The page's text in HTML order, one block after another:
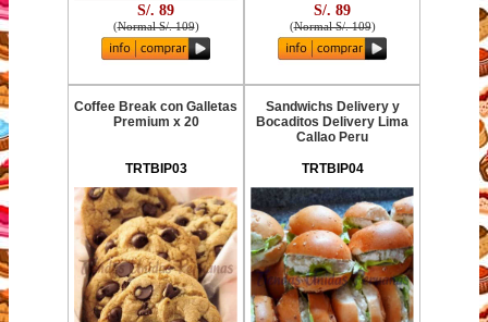
S/. 89
(Normal S/. 109)
S/. 89
(Normal S/. 109)
Coffee Break con Galletas
Premium x 20
TRTBIP03
Sandwichs Delivery y
Bocaditos Delivery Lima
Callao Peru
TRTBIP04